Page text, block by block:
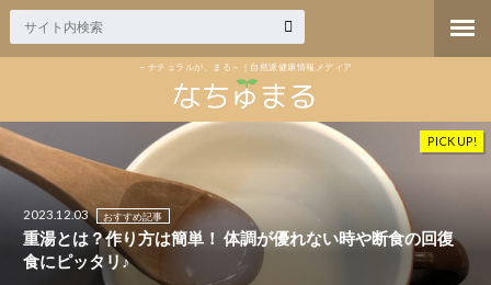
～ナチュラルが、まる～｜自然派健康情報メディア
PICK UP!
2023.12.03 おすすめ記事
重湯とは？作り方は簡単！ 体調が優れない時や断食の回復
食にピッタリ♪